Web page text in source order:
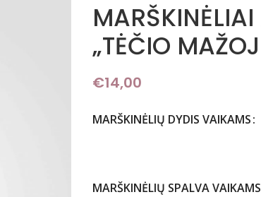
MARŠKINĖLIAI
„TĖČIO
€14,00
MARŠKINĖLIŲ DYDIS VAIKAMS
MARŠKINĖLIŲ SPALVA VAIKAMS